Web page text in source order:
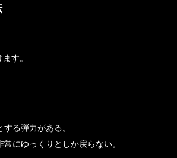
す。
る弾力がある。
にゆっくりとしか戻らない。